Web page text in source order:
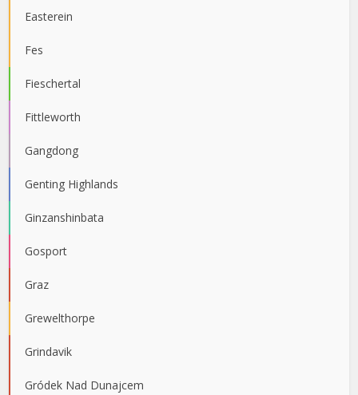
Easterein
Fes
Fieschertal
Fittleworth
Gangdong
Genting Highlands
Ginzanshinbata
Gosport
Graz
Grewelthorpe
Grindavik
Gródek Nad Dunajcem